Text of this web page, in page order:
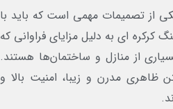
از تصمیمات مهمی است که باید با
ای به دلیل مزایای فراوانی که
از منازل و ساختمان‌ها هستند.
مدرن و زیبا، امنیت بالا و